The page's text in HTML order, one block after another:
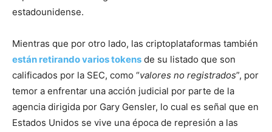
estadounidense.
Mientras que por otro lado, las criptoplataformas también
están retirando varios tokens de su listado que son
calificados por la SEC, como “valores no registrados”, por
temor a enfrentar una acción judicial por parte de la
agencia dirigida por Gary Gensler, lo cual es señal que en
Estados Unidos se vive una época de represión a las